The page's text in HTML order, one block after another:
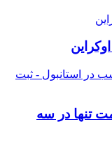
تنها در سه